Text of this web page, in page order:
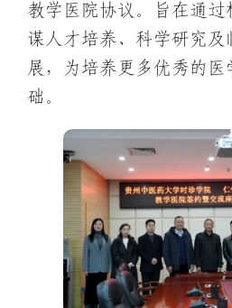
教学医院协议。旨在通过
谋人才培养、科学研究及
展，为培养更多优秀的
础。